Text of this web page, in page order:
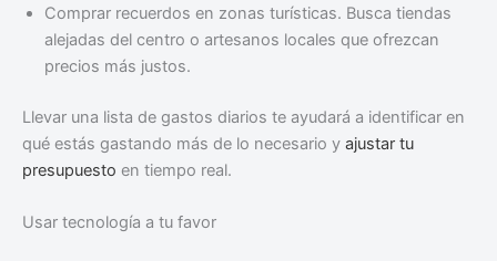
Comprar recuerdos en zonas turísticas. Busca tiendas
alejadas del centro o artesanos locales que ofrezcan
precios más justos.
Llevar una lista de gastos diarios te ayudará a identificar en
qué estás gastando más de lo necesario y ajustar tu
presupuesto en tiempo real.
Usar tecnología a tu favor